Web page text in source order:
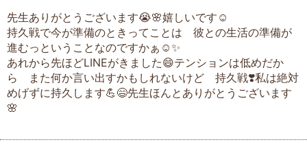
先生ありがとうございます😭🌸嬉しいです☺️
持久戦で今が準備のときってことは 彼との生活の準備が
進むっということなのですかぁ☺️✨
あれから先ほどLINEがきました😄テンションは低めだか
ら また何か言い出すかもしれないけど 持久戦❣️私は絶対
めげずに持久します💪😄先生ほんとありがとうございます
🌸